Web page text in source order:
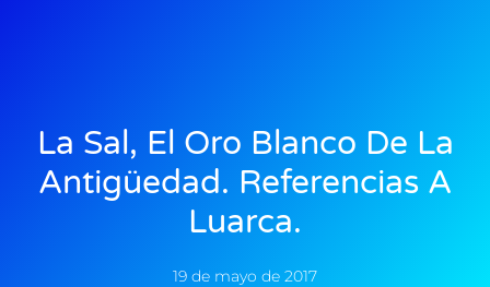
La Sal, El Oro Blanco De La
Antigüedad. Referencias A
Luarca.
19 de mayo de 2017